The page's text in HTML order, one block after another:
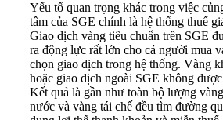
Yếu tố quan trọng khác trong việc
tâm của SGE chính là hệ thống thuế
Giao dịch vàng tiêu chuẩn trên SGE
ra động lực rất lớn cho cả người mua
chọn giao dịch trong hệ thống. Vàng
hoặc giao dịch ngoài SGE không
Kết quả là gần như toàn bộ lượng
nước và vàng tái chế đều tìm đường